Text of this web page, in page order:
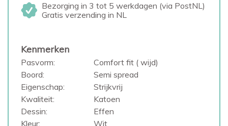
Bezorging in 3 tot 5 werkdagen (via PostNL)
Gratis verzending in NL
Kenmerken
Pasvorm:
Comfort fit ( wijd)
Boord:
Semi spread
Eigenschap:
Strijkvrij
Kwaliteit:
Katoen
Dessin:
Effen
Kleur:
Wit